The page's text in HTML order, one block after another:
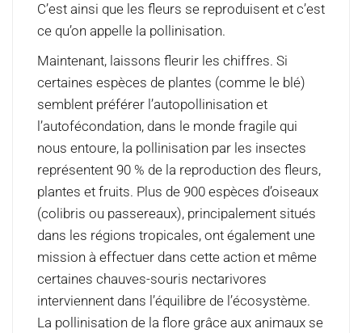
C’est ainsi que les fleurs se reproduisent et c’est
ce qu’on appelle la pollinisation.
Maintenant, laissons fleurir les chiffres. Si
certaines espèces de plantes (comme le blé)
semblent préférer l’autopollinisation et
l’autofécondation, dans le monde fragile qui
nous entoure, la pollinisation par les insectes
représentent 90 % de la reproduction des fleurs,
plantes et fruits. Plus de 900 espèces d’oiseaux
(colibris ou passereaux), principalement situés
dans les régions tropicales, ont également une
mission à effectuer dans cette action et même
certaines chauves-souris nectarivores
interviennent dans l’équilibre de l’écosystème.
La pollinisation de la flore grâce aux animaux se